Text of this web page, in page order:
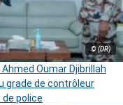
© (DR)
Ahmed Oumar Djibrillah
grade de contrôleur
de police